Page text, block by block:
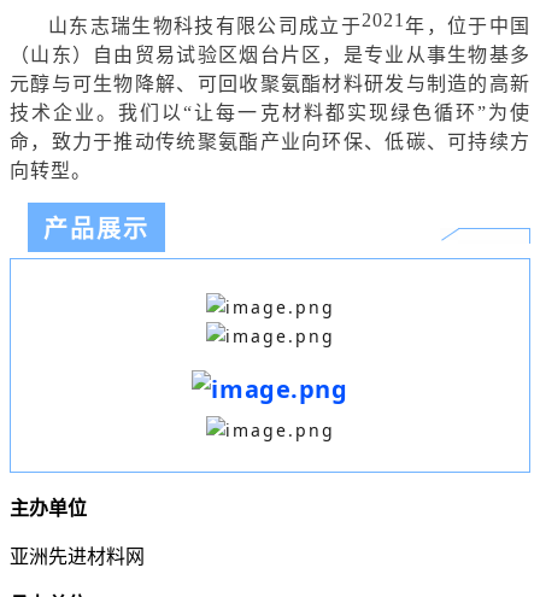
山东志瑞生物科技有限公司成立于2021年，位于中国
（山东）自由贸易试验区烟台片区，是专业从事生物基多
元醇与可生物降解、可回收聚氨酯材料研发与制造的高新
技术企业。我们以“让每一克材料都实现绿色循环”为使
命，致力于推动传统聚氨酯产业向环保、低碳、可持续方
向转型。
产品展示
主办单位
亚洲先进材料网